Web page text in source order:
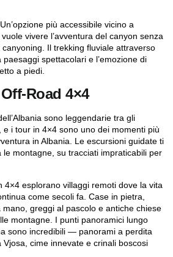
Un’opzione più accessibile vicino a
vivere l’avventura del canyon senza
canyoning. Il trekking fluviale attraverso
paesaggi spettacolari e l’emozione di
a piedi.
Road 4×4
sono leggendarie tra gli
i tour in 4×4 sono uno dei momenti più
in Albania. Le escursioni guidate ti
montagne, su tracciati impraticabili per
4×4 esplorano villaggi remoti dove la vita
come secoli fa. Case in pietra,
greggi al pascolo e antiche chiese
montagne. I punti panoramici lungo
sono incredibili — panorami a perdita
Vjosa, cime innevate e crinali boscosi